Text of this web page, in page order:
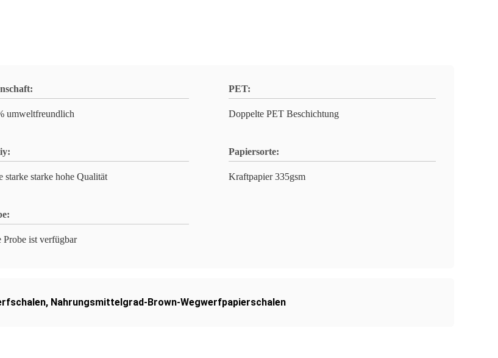
umweltfreundlich
PET:
Doppelte PET Beschichtung
starke starke hohe Qualität
Papiersorte:
Kraftpapier 335gsm
Probe ist verfügbar
, Nahrungsmittelgrad-Brown-Wegwerfpapierschalen